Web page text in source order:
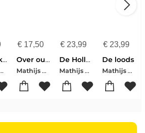
De duiker
Deen
€ 17,50
Over oude wegen
Mathijs Deen
€ 23,99
De Hollander
Mathijs Deen
€ 23,99
De loods
Mathijs Deen